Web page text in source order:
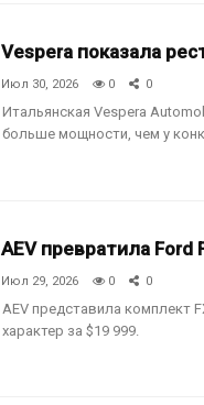
Vespera показала
Июл 30, 2026 0 0
Итальянская Vespera
больше мощности, чем у
AEV превратила
Июл 29, 2026 0 0
AEV представила комплект
характер за $19 999.